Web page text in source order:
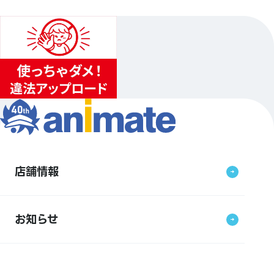
店舗情報
お知らせ